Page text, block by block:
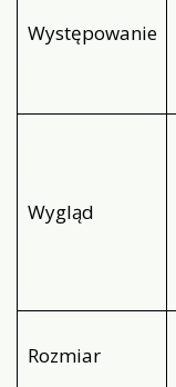
Występowanie
Wygląd
Rozmiar